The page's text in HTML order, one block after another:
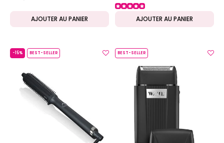
AJOUTER AU PANIER AJOUTER AU PANIER
-15% BEST-SELLER BEST-SELLER